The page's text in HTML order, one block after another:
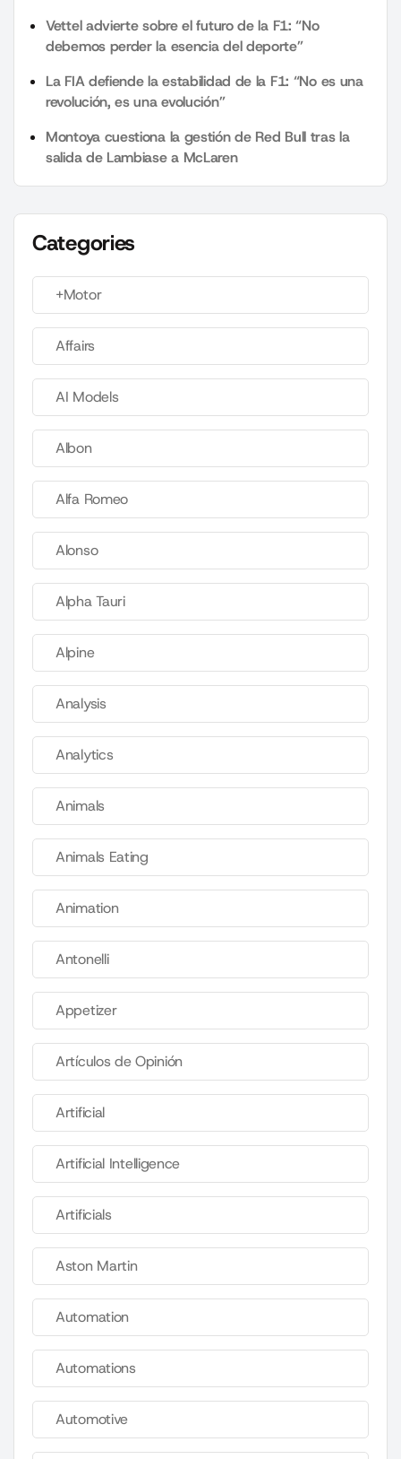
Vettel advierte sobre el futuro de la F1: “No
debemos perder la esencia del deporte”
La FIA defiende la estabilidad de la F1: “No es una
revolución, es una evolución”
Montoya cuestiona la gestión de Red Bull tras la
salida de Lambiase a McLaren
Categories
+Motor
Affairs
AI Models
Albon
Alfa Romeo
Alonso
Alpha Tauri
Alpine
Analysis
Analytics
Animals
Animals Eating
Animation
Antonelli
Appetizer
Artículos de Opinión
Artificial
Artificial Intelligence
Artificials
Aston Martin
Automation
Automations
Automotive